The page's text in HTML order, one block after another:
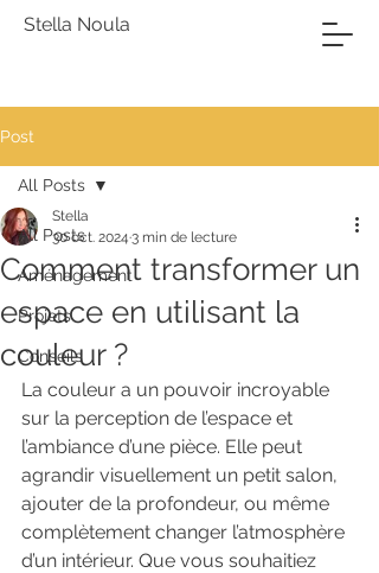
Stella Noula
Post
All Posts
Aménagement
Projets
Conseils
All Posts
Comment transformer un
espace en utilisant la
couleur ?
Stella
30 oct. 2024 3 min de lecture
La couleur a un pouvoir incroyable
sur la perception de l’espace et
l’ambiance d’une pièce. Elle peut
agrandir visuellement un petit salon,
ajouter de la profondeur, ou même
complètement changer l’atmosphère
d’un intérieur. Que vous souhaitiez